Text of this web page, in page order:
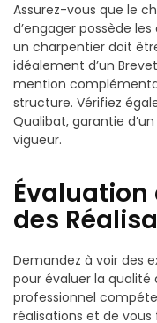
Assurez-vous que le
d’engager possède
un charpentier doit
idéalement d’un
mention
structure. Vérifiez
Qualibat, garantie
vigueur.
Évaluation
des
Demandez à voir des
pour évaluer la qualité
professionnel
réalisations et de